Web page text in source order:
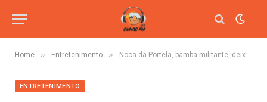
Home » Entretenimento » Noca da Portela, bamba militante, deixa grandes sambas ao morrer aos 93 anos
ENTRETENIMENTO